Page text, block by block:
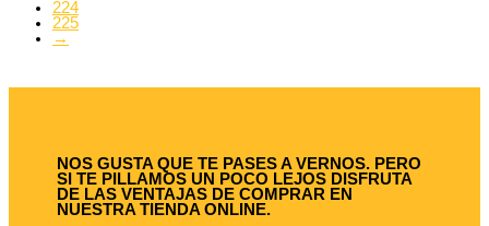
224
225
→
NOS GUSTA QUE TE PASES A VERNOS. PERO
SI TE PILLAMOS UN POCO LEJOS DISFRUTA
DE LAS VENTAJAS DE COMPRAR EN
NUESTRA TIENDA ONLINE.